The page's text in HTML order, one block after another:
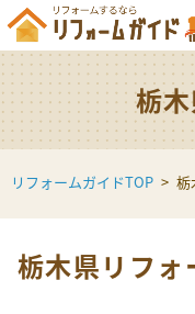
栃
リフォームガイドTOP 栃
栃木県リフォ